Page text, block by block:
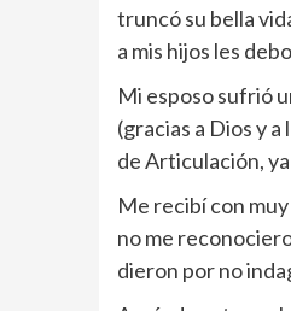
truncó su bella
a mis hijos les
Mi esposo sufrió
(gracias a Dios y
de Articulación,
Me recibí con
no me
dieron por no